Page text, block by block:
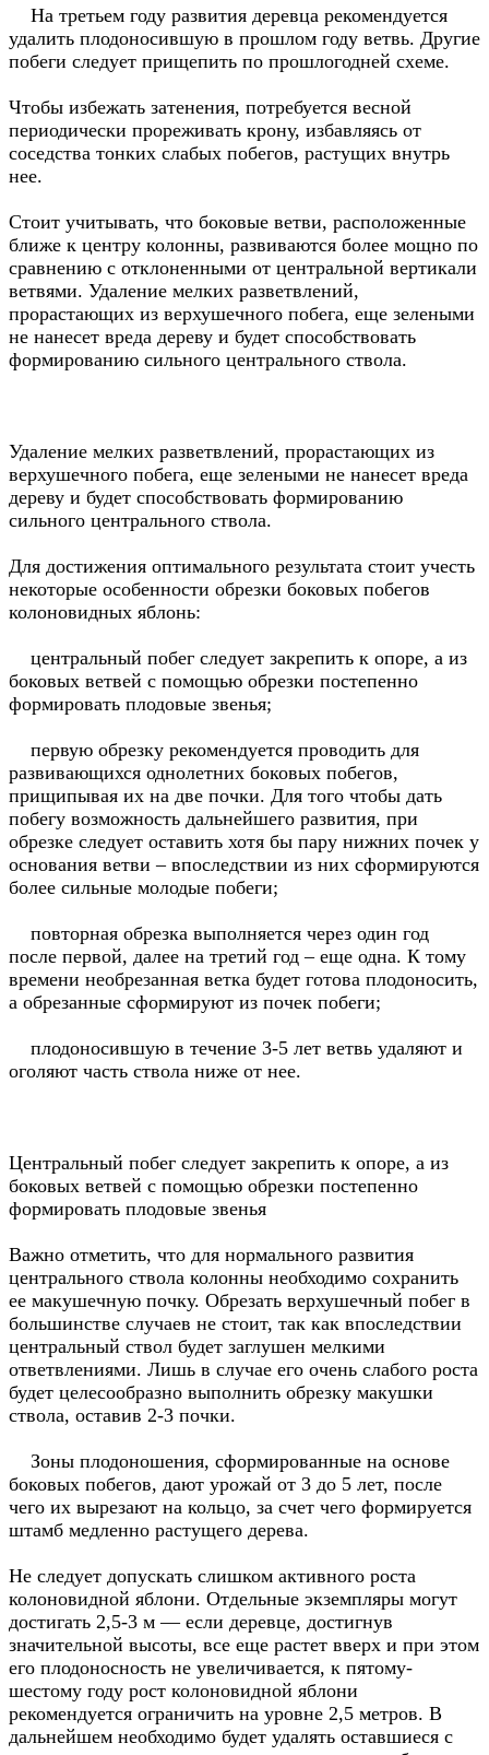
На третьем году развития деревца рекомендуется
удалить плодоносившую в прошлом году ветвь. Другие
побеги следует прищепить по прошлогодней схеме.
Чтобы избежать затенения, потребуется весной
периодически прореживать крону, избавляясь от
соседства тонких слабых побегов, растущих внутрь
нее.
Стоит учитывать, что боковые ветви, расположенные
ближе к центру колонны, развиваются более мощно по
сравнению с отклоненными от центральной вертикали
ветвями. Удаление мелких разветвлений,
прорастающих из верхушечного побега, еще зелеными
не нанесет вреда дереву и будет способствовать
формированию сильного центрального ствола.
Удаление мелких разветвлений, прорастающих из
верхушечного побега, еще зелеными не нанесет вреда
дереву и будет способствовать формированию
сильного центрального ствола.
Для достижения оптимального результата стоит учесть
некоторые особенности обрезки боковых побегов
колоновидных яблонь:
центральный побег следует закрепить к опоре, а из
боковых ветвей с помощью обрезки постепенно
формировать плодовые звенья;
первую обрезку рекомендуется проводить для
развивающихся однолетних боковых побегов,
прищипывая их на две почки. Для того чтобы дать
побегу возможность дальнейшего развития, при
обрезке следует оставить хотя бы пару нижних почек у
основания ветви – впоследствии из них сформируются
более сильные молодые побеги;
повторная обрезка выполняется через один год
после первой, далее на третий год – еще одна. К тому
времени необрезанная ветка будет готова плодоносить,
а обрезанные сформируют из почек побеги;
плодоносившую в течение 3-5 лет ветвь удаляют и
оголяют часть ствола ниже от нее.
Центральный побег следует закрепить к опоре, а из
боковых ветвей с помощью обрезки постепенно
формировать плодовые звенья
Важно отметить, что для нормального развития
центрального ствола колонны необходимо сохранить
ее макушечную почку. Обрезать верхушечный побег в
большинстве случаев не стоит, так как впоследствии
центральный ствол будет заглушен мелкими
ответвлениями. Лишь в случае его очень слабого роста
будет целесообразно выполнить обрезку макушки
ствола, оставив 2-3 почки.
Зоны плодоношения, сформированные на основе
боковых побегов, дают урожай от 3 до 5 лет, после
чего их вырезают на кольцо, за счет чего формируется
штамб медленно растущего дерева.
Не следует допускать слишком активного роста
колоновидной яблони. Отдельные экземпляры могут
достигать 2,5-3 м — если деревце, достигнув
значительной высоты, все еще растет вверх и при этом
его плодоносность не увеличивается, к пятому-
шестому году рост колоновидной яблони
рекомендуется ограничить на уровне 2,5 метров. В
дальнейшем необходимо будет удалять оставшиеся с